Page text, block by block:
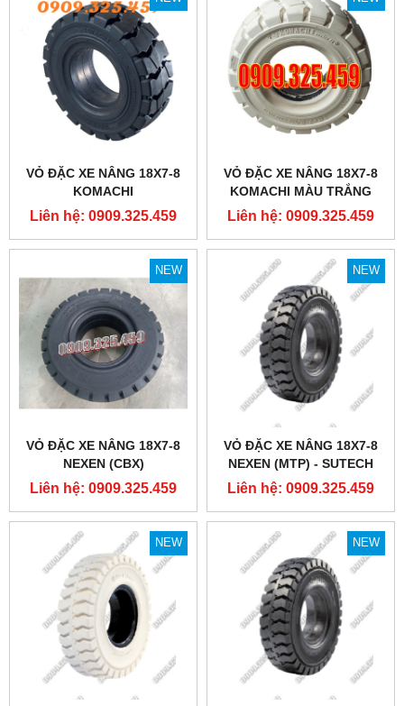
VỎ ĐẶC XE NÂNG 18X7-8
KOMACHI
Liên hệ: 0909.325.459
VỎ ĐẶC XE NÂNG 18X7-8
KOMACHI MÀU TRẮNG
Liên hệ: 0909.325.459
NEW
VỎ ĐẶC XE NÂNG 18X7-8
NEXEN (CBX)
Liên hệ: 0909.325.459
NEW
VỎ ĐẶC XE NÂNG 18X7-8
NEXEN (MTP) - SUTECH
VIỆT NAM
Liên hệ: 0909.325.459
NEW NEW